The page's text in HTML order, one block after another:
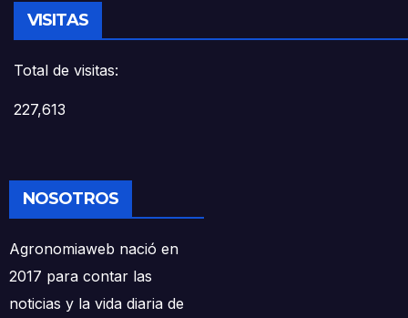
VISITAS
Total de visitas:
227,613
NOSOTROS
Agronomiaweb nació en
2017 para contar las
noticias y la vida diaria de